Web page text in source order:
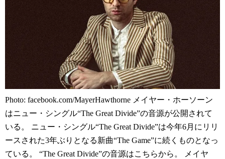
Photo: facebook.com/MayerHawthorne メイヤー・ホーソーン
はニュー・シングル“The Great Divide”の音源が公開されて
いる。 ニュー・シングル“The Great Divide”は今年6月にリリ
ースされた3年ぶりとなる新曲“The Game”に続くものとなっ
ている。 “The Great Divide”の音源はこちらから。 メイヤ